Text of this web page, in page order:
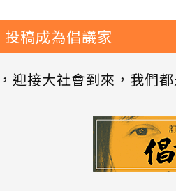
稿成為倡議家
迎接大社會到來，我們